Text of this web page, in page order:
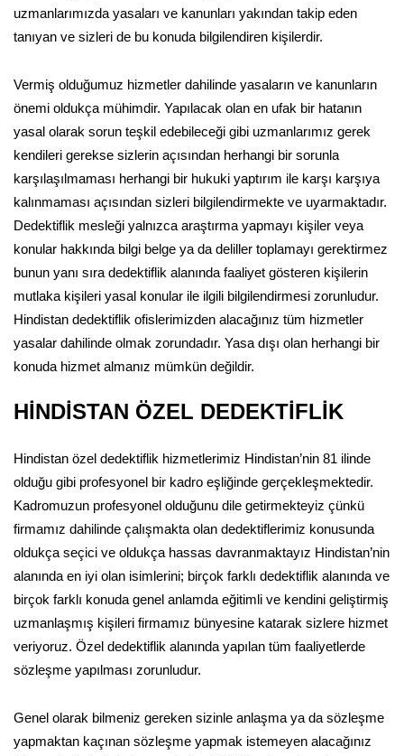
uzmanlarımızda yasaları ve kanunları yakından takip eden
tanıyan ve sizleri de bu konuda bilgilendiren kişilerdir.
Vermiş olduğumuz hizmetler dahilinde yasaların ve kanunların
önemi oldukça mühimdir. Yapılacak olan en ufak bir hatanın
yasal olarak sorun teşkil edebileceği gibi uzmanlarımız gerek
kendileri gerekse sizlerin açısından herhangi bir sorunla
karşılaşılmaması herhangi bir hukuki yaptırım ile karşı karşıya
kalınmaması açısından sizleri bilgilendirmekte ve uyarmaktadır.
Dedektiflik mesleği yalnızca araştırma yapmayı kişiler veya
konular hakkında bilgi belge ya da deliller toplamayı gerektirmez
bunun yanı sıra dedektiflik alanında faaliyet gösteren kişilerin
mutlaka kişileri yasal konular ile ilgili bilgilendirmesi zorunludur.
Hindistan dedektiflik ofislerimizden alacağınız tüm hizmetler
yasalar dahilinde olmak zorundadır. Yasa dışı olan herhangi bir
konuda hizmet almanız mümkün değildir.
HİNDİSTAN ÖZEL DEDEKTİFLİK
Hindistan özel dedektiflik hizmetlerimiz Hindistan’nin 81 ilinde
olduğu gibi profesyonel bir kadro eşliğinde gerçekleşmektedir.
Kadromuzun profesyonel olduğunu dile getirmekteyiz çünkü
firmamız dahilinde çalışmakta olan dedektiflerimiz konusunda
oldukça seçici ve oldukça hassas davranmaktayız Hindistan’nin
alanında en iyi olan isimlerini; birçok farklı dedektiflik alanında ve
birçok farklı konuda genel anlamda eğitimli ve kendini geliştirmiş
uzmanlaşmış kişileri firmamız bünyesine katarak sizlere hizmet
veriyoruz. Özel dedektiflik alanında yapılan tüm faaliyetlerde
sözleşme yapılması zorunludur.
Genel olarak bilmeniz gereken sizinle anlaşma ya da sözleşme
yapmaktan kaçınan sözleşme yapmak istemeyen alacağınız